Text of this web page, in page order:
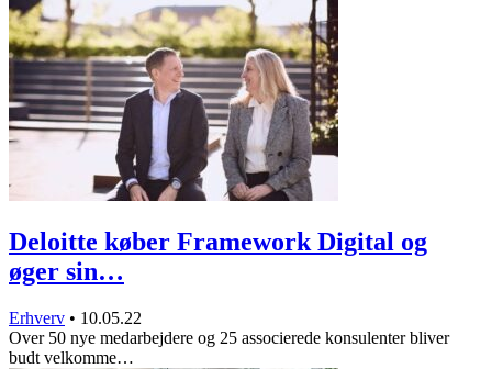
Deloitte køber Framework Digital og
øger sin…
Erhverv • 10.05.22
Over 50 nye medarbejdere og 25 associerede konsulenter bliver
budt velkomme…